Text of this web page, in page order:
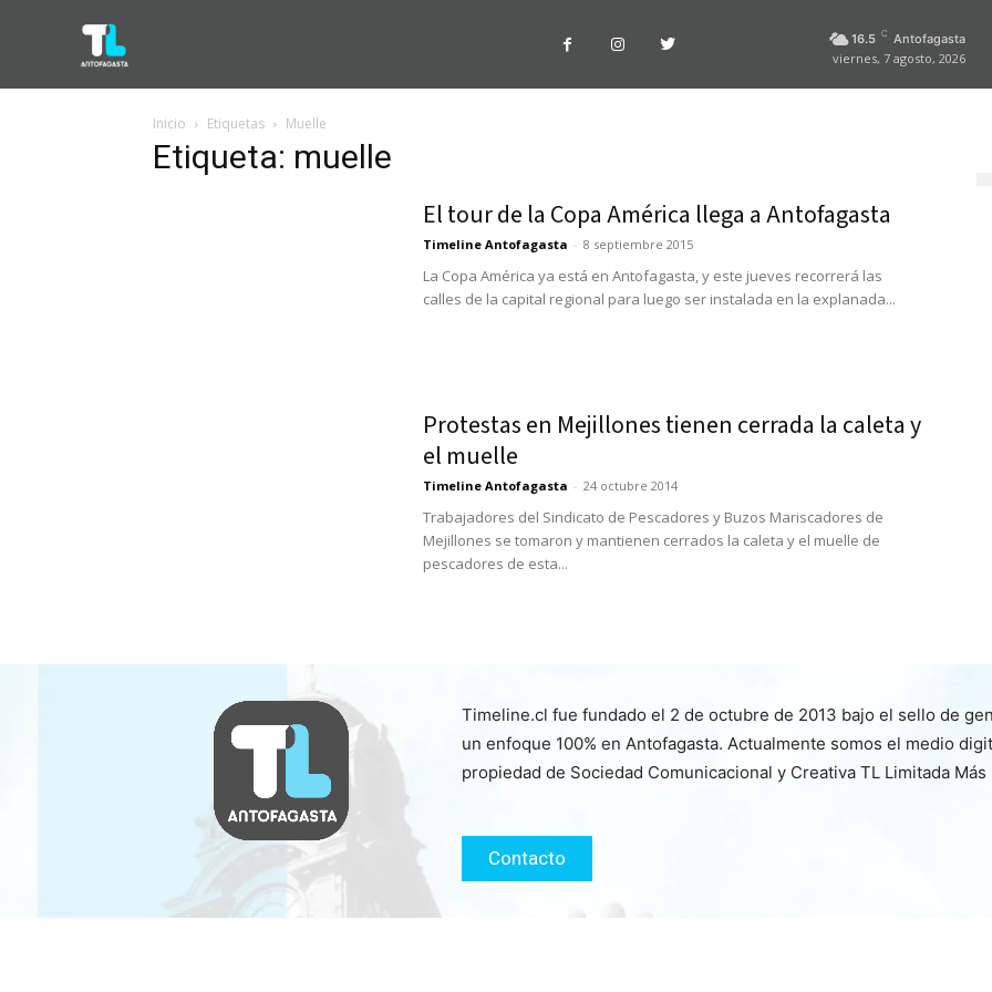
16.5 C Antofagasta
viernes, 7 agosto, 2026
Inicio Etiquetas Muelle
Etiqueta: muelle
El tour de la Copa América llega a Antofagasta
Timeline Antofagasta - 8 septiembre 2015
La Copa América ya está en Antofagasta, y este jueves recorrerá las
calles de la capital regional para luego ser instalada en la explanada...
Protestas en Mejillones tienen cerrada la caleta y
el muelle
Timeline Antofagasta - 24 octubre 2014
Trabajadores del Sindicato de Pescadores y Buzos Mariscadores de
Mejillones se tomaron y mantienen cerrados la caleta y el muelle de
pescadores de esta...
Timeline.cl fue fundado el 2 de octubre de 2013 bajo el sello de
un enfoque 100% en Antofagasta. Actualmente somos el medio
propiedad de Sociedad Comunicacional y Creativa TL Limitada
Contacto